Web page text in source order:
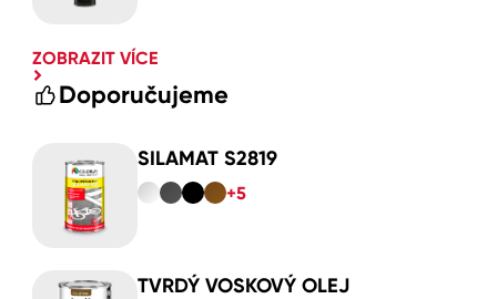
ZOBRAZIT VÍCE
Doporučujeme
SILAMAT S2819
+5
TVRDÝ VOSKOVÝ OLEJ